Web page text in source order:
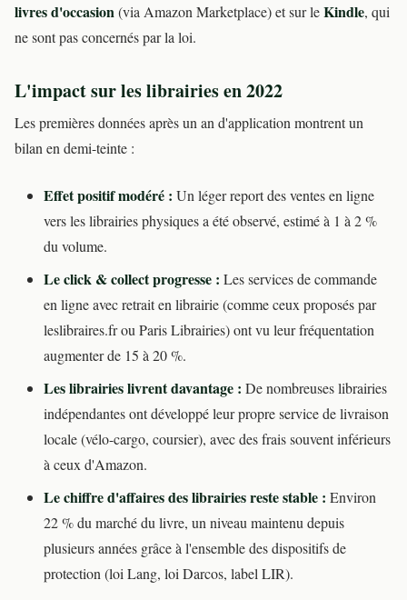
livres d'occasion(via Amazon Marketplace) et sur leKindle, qui
ne sont pas concernés par la loi.
L'impact sur les librairies en 2022
Les premières données après un an d'application montrent un
bilan en demi-teinte :
Effet positif modéré : Un léger report des ventes en ligne
vers les librairies physiques a été observé, estimé à 1 à 2 %
du volume.
Le click & collect progresse : Les services de commande
en ligne avec retrait en librairie (comme ceux proposés par
leslibraires.fr ou Paris Librairies) ont vu leur fréquentation
augmenter de 15 à 20 %.
Les librairies livrent davantage : De nombreuses librairies
indépendantes ont développé leur propre service de livraison
locale (vélo-cargo, coursier), avec des frais souvent inférieurs
à ceux d'Amazon.
Le chiffre d'affaires des librairies reste stable : Environ
22 % du marché du livre, un niveau maintenu depuis
plusieurs années grâce à l'ensemble des dispositifs de
protection (loi Lang, loi Darcos, label LIR).